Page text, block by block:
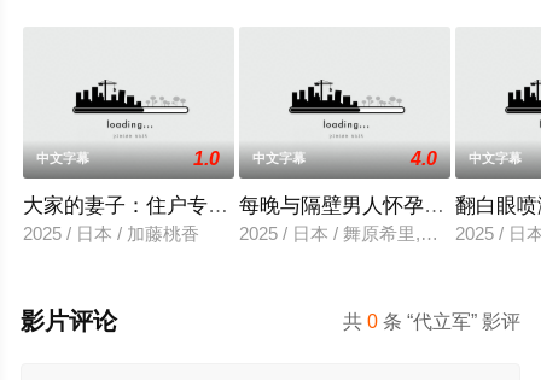
中文字幕 1.0
大家的妻子：住户专用洞口
2025 / 日本 / 加藤桃香
中文字幕 4.0
每晚与隔壁男人怀孕性爱
2025 / 日本 / 舞原希里,佐川金二
中文字幕
翻白眼
2025 / 日
共0 条 “代立军” 影评
影片评论